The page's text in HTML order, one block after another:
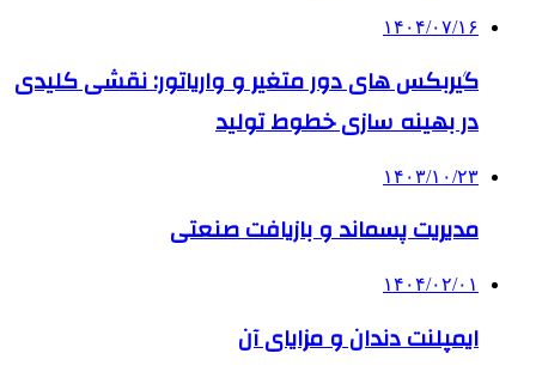
۱۴۰۴/۰۷/۱۶
گیربکس های دور متغیر و واریاتور: نقشی کلیدی
در بهینه سازی خطوط تولید
۱۴۰۳/۱۰/۲۳
مدیریت پسماند و بازیافت صنعتی
۱۴۰۴/۰۲/۰۱
ایمپلنت دندان و مزایای آن